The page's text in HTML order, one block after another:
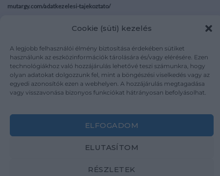
Cookie (süti) kezelés
A legjobb felhasználói élmény biztosítása érdekében sütiket
használunk az eszközinformációk tárolására és/vagy elérésére. Ezen
technológiákhoz való hozzájárulás lehetővé teszi számunkra, hogy
olyan adatokat dolgozzunk fel, mint a böngészési viselkedés vagy az
egyedi azonosítók ezen a webhelyen. A hozzájárulás megtagadása
vagy visszavonása bizonyos funkciókat hátrányosan befolyásolhat.
ELFOGADOM
ELUTASÍTOM
RÉSZLETEK
mutargy.com/adatkezelesi-tajekoztato/
Karrier
Kapcsolat
Áraink
Adatvédelem
Impresszum
Copyright 2026 ©Mutargy.com